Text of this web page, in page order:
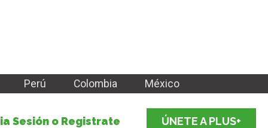
Perú Colombia México
Sesión o Registrate ÚNETE A PLUS+